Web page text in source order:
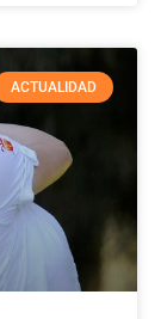
ACTUALIDAD